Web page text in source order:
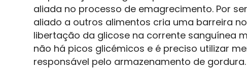
aliada no processo de emagrecimento. Por
aliado a outros alimentos cria uma barreira
libertação da glicose na corrente sanguínea
não há picos glicémicos e é preciso utilizar
responsável pelo armazenamento de gordura.